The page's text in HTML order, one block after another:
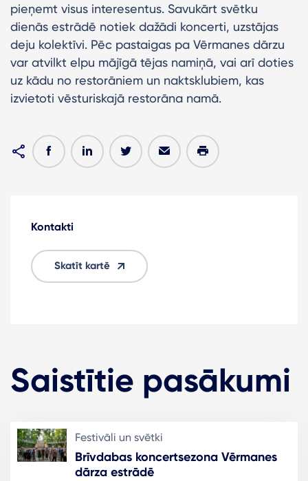
pieņemt visus interesentus. Savukārt svētku
dienās estrādē notiek dažādi koncerti, uzstājas
deju kolektīvi. Pēc pastaigas pa Vērmanes dārzu
var atvilkt elpu mājīgā tējas namiņā, vai arī doties
uz kādu no restorāniem un naktsklubiem, kas
izvietoti vēsturiskajā restorāna namā.
Kontakti
Skatīt kartē
Saistītie pasākumi
Festivāli un svētki
Brīvdabas koncertsezona Vērmanes
dārza estrādē